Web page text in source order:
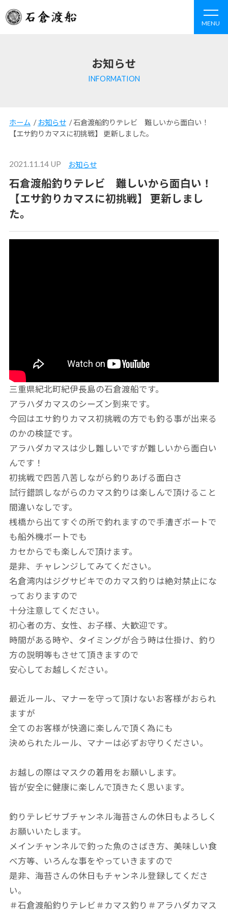
MENU
お知らせ
INFORMATION
ホーム / お知らせ/石倉渡船釣りテレビ 難しいから面白い！
【エサ釣りカマスに初挑戦】 更新しました。
2021.11.14 UP お知らせ
石倉渡船釣りテレビ 難しいから面白い！
【エサ釣りカマスに初挑戦】 更新しまし
た。
三重県紀北町紀伊長島の石倉渡船です。
アラハダカマスのシーズン到来です。
今回はエサ釣りカマス初挑戦の方でも釣る事が出来る
のかの検証です。
アラハダカマスは少し難しいですが難しいから面白い
んです！
初挑戦で四苦八苦しながら釣りあげる面白さ
試行錯誤しながらのカマス釣りは楽しんで頂けること
間違いなしです。
桟橋から出てすぐの所で釣れますので手漕ぎボートで
も船外機ボートでも
カセからでも楽しんで頂けます。
是非、チャレンジしてみてください。
名倉湾内はジグサビキでのカマス釣りは絶対禁止にな
っておりますので
十分注意してください。
初心者の方、女性、お子様、大歓迎です。
時間がある時や、タイミングが合う時は仕掛け、釣り
方の説明等もさせて頂きますので
安心してお越しください。
最近ルール、マナーを守って頂けないお客様がおられ
ますが
全てのお客様が快適に楽しんで頂く為にも
決められたルール、マナーは必ずお守りください。
お越しの際はマスクの着用をお願いします。
皆が安全に健康に楽しんで頂きたく思います。
釣りテレビサブチャンネル海苔さんの休日もよろしく
お願いいたします。
メインチャンネルで釣った魚のさばき方、美味しい食
べ方等、いろんな事をやっていきますので
是非、海苔さんの休日もチャンネル登録してくださ
い。
＃石倉渡船釣りテレビ＃カマス釣り＃アラハダカマス